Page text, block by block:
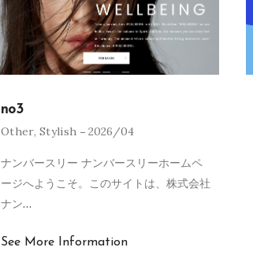
no3
Other,Stylish 2026/04
ナンバースリー ナンバースリーホームペ
ージへようこそ。このサイトは、株式会社
ナン…
See More Information